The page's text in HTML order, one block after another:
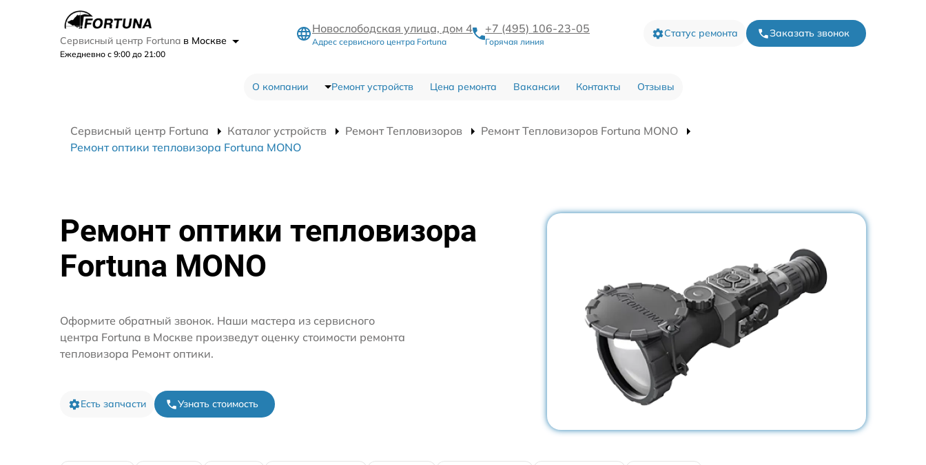
Сервисный центр Fortuna в Москве
Ежедневно с 9:00 до 21:00
Новослободская улица, дом 4
Адрес сервисного центра Fortuna
+7 (495) 106-23-05
Горячая линия
Статус ремонта Заказать звонок
О компании Ремонт устройств Цена ремонта Вакансии Контакты Отзывы
Сервисный центр Fortuna Каталог устройств Ремонт Тепловизоров
Ремонт Тепловизоров Fortuna MONO
Ремонт оптики тепловизора Fortuna MONO
Ремонт оптики тепловизора
Fortuna MONO
Оформите обратный звонок. Наши мастера из сервисного
центра Fortuna в Москве произведут оценку стоимости ремонта
тепловизора Ремонт оптики.
Есть запчасти Узнать стоимость